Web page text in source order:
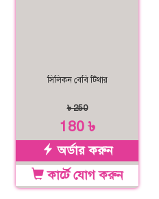
সিলিকন বেবি টিথার
৳ 250
180 ৳
অর্ডার করুন
কার্টে যোগ করুন